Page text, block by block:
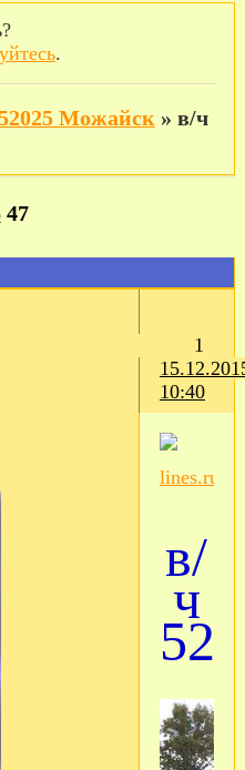
.
Можайск » в/ч
47
1
10:40
в/
ч